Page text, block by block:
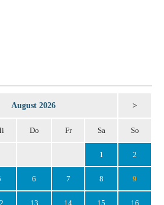
August 2026 >
Do Fr Sa So
1 2
6 7 8 9
13 14 15 16